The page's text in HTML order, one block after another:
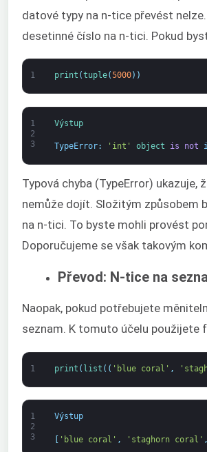
datové typy na n-tice převést
desetinné číslo na n-tici. Pokud
1 print (tuple(5000) )
1
2
3
Výstup
TypeError: 'int' object is not
Typová chyba (TypeError)
nemůže dojít. Složitým způsobem
na n-tici. To byste mohli provést
Doporučujeme se však takovým
Převod: N-tice na
Naopak, pokud potřebujete
seznam. K tomuto účelu použijete
1 print ( list ( ( 'blue coral' ,
1
2
3
Výstup
[ 'blue coral' , 'staghorn coral' ,